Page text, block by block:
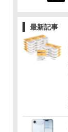
最新記事